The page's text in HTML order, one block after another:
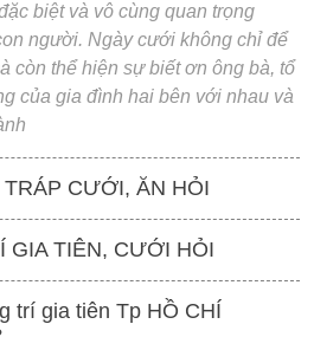
biệt và vô cùng quan trọng
người. Ngày cưới không chỉ để
còn thể hiện sự biết ơn ông bà, tổ
của gia đình hai bên với nhau và
CƯỚI, ĂN HỎI
GIA TIÊN, CƯỚI HỎI
trí gia tiên Tp HỒ CHÍ